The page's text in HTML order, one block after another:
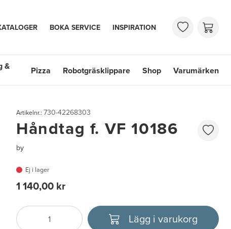
BOKA SERVICE INSPIRATION
& Pizza Robotgräsklippare Shop Varumärken
Artikelnr.: 730-42268303
Håndtag f. VF 10186
by
Ej i lager
1 140,00 kr
Antal
Välj enhet Lägg i varukorg